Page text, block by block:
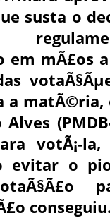
susta o
em mÃ£os
a matÃ©ria,
votÃ¡-
evitar o
conseguiu.